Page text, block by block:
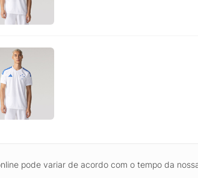
pode variar de acordo com o tempo da